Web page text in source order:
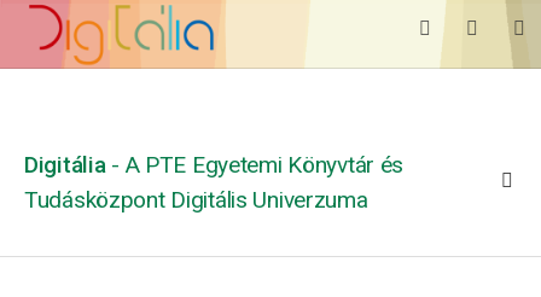
Digitália - A PTE Egyetemi Könyvtár és
Tudásközpont Digitális Univerzuma